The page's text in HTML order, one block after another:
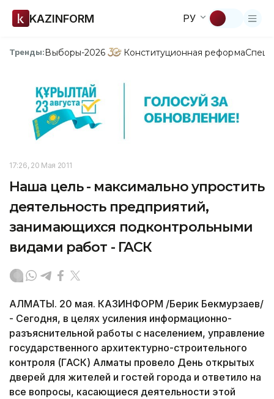
KAZINFORM РУ
Тренды:Выборы-2026 Конституционная реформа
17:26, 20 Мая 2011
Наша цель - максимально упростить
деятельность предприятий,
занимающихся подконтрольными
видами работ - ГАСК
АЛМАТЫ. 20 мая. КАЗИНФОРМ /Берик Бекмурзаев/
- Сегодня, в целях усиления информационно-
разъяснительной работы с населением, управление
государственного архитектурно-строительного
контроля (ГАСК) Алматы провело День открытых
дверей для жителей и гостей города и ответило на
все вопросы, касающиеся деятельности этой